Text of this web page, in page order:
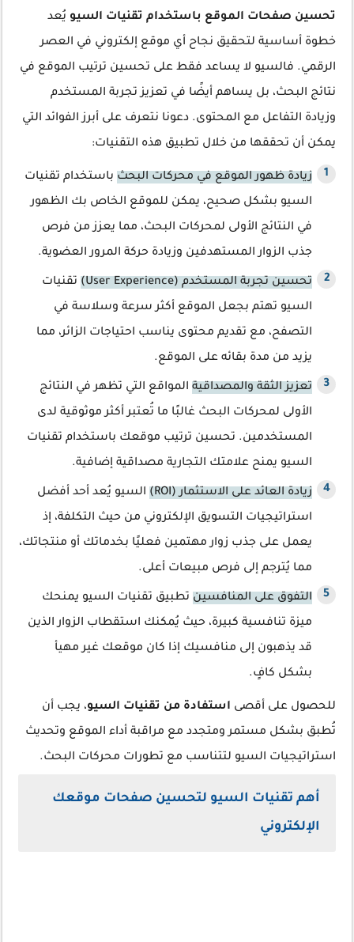
تحسين صفحات الموقع باستخدام تقنيات السيو يُعد
خطوة أساسية لتحقيق نجاح أي موقع إلكتروني في العصر
الرقمي. فالسيو لا يساعد فقط على تحسين ترتيب الموقع في
نتائج البحث، بل يساهم أيضًا في تعزيز تجربة المستخدم
وزيادة التفاعل مع المحتوى. دعونا نتعرف على أبرز الفوائد التي
يمكن أن تحققها من خلال تطبيق هذه التقنيات:
زيادة ظهور الموقع في محركات البحث باستخدام تقنيات
السيو بشكل صحيح، يمكن للموقع الخاص بك الظهور
في النتائج الأولى لمحركات البحث، مما يعزز من فرص
جذب الزوار المستهدفين وزيادة حركة المرور العضوية.
تحسين تجربة المستخدم (User Experience)
تقنيات
السيو تهتم بجعل الموقع أكثر سرعة وسلاسة في
التصفح، مع تقديم محتوى يناسب احتياجات الزائر، مما
يزيد من مدة بقائه على الموقع.
تعزيز الثقة والمصداقية المواقع التي تظهر في النتائج
الأولى لمحركات البحث غالبًا ما تُعتبر أكثر موثوقية لدى
المستخدمين. تحسين ترتيب موقعك باستخدام تقنيات
السيو يمنح علامتك التجارية مصداقية إضافية.
زيادة العائد على الاستثمار (ROI)
السيو يُعد أحد أفضل
استراتيجيات التسويق الإلكتروني من حيث التكلفة، إذ
يعمل على جذب زوار مهتمين فعليًا بخدماتك أو منتجاتك،
مما يُترجم إلى فرص مبيعات أعلى.
التفوق على المنافسين تطبيق تقنيات السيو يمنحك
ميزة تنافسية كبيرة، حيث يُمكنك استقطاب الزوار الذين
قد يذهبون إلى منافسيك إذا كان موقعك غير مهيأ
بشكل كافٍ.
للحصول على أقصى استفادة من تقنيات السيو، يجب أن
تُطبق بشكل مستمر ومتجدد مع مراقبة أداء الموقع وتحديث
استراتيجيات السيو لتتناسب مع تطورات محركات البحث.
أهم تقنيات السيو لتحسين صفحات موقعك
الإلكتروني